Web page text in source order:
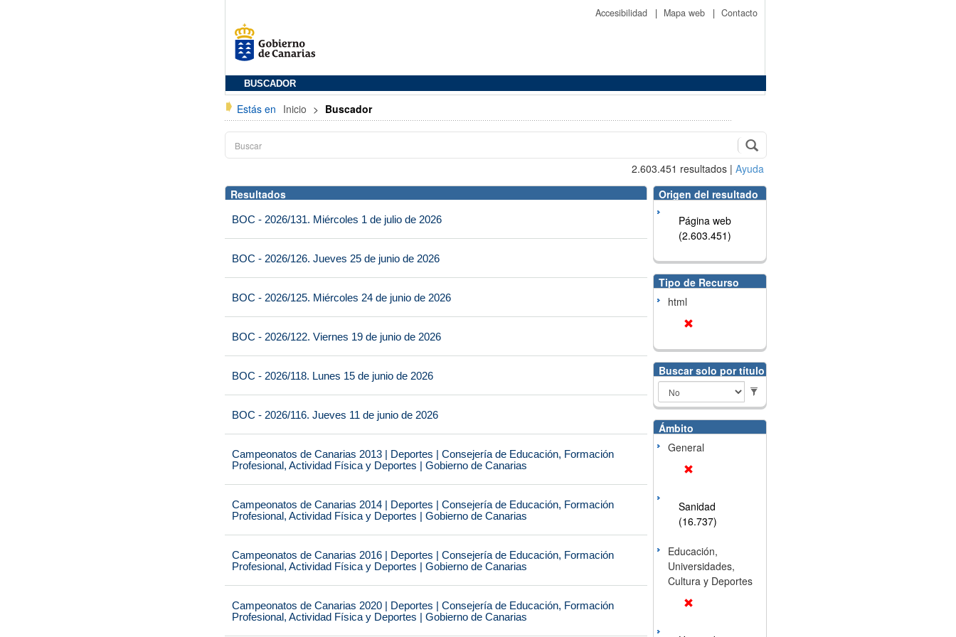
Accesibilidad | Mapa web | Contacto
BUSCADOR
Estás en Inicio > Buscador
2.603.451 resultados | Ayuda
Resultados
BOC - 2026/131. Miércoles 1 de julio de 2026
BOC - 2026/126. Jueves 25 de junio de 2026
BOC - 2026/125. Miércoles 24 de junio de 2026
BOC - 2026/122. Viernes 19 de junio de 2026
BOC - 2026/118. Lunes 15 de junio de 2026
BOC - 2026/116. Jueves 11 de junio de 2026
Campeonatos de Canarias 2013 | Deportes | Consejería de Educación, Formación
Profesional, Actividad Física y Deportes | Gobierno de Canarias
Campeonatos de Canarias 2014 | Deportes | Consejería de Educación, Formación
Profesional, Actividad Física y Deportes | Gobierno de Canarias
Campeonatos de Canarias 2016 | Deportes | Consejería de Educación, Formación
Profesional, Actividad Física y Deportes | Gobierno de Canarias
Campeonatos de Canarias 2020 | Deportes | Consejería de Educación, Formación
Profesional, Actividad Física y Deportes | Gobierno de Canarias
Origen del resultado
Página web
(2.603.451)
Tipo de Recurso
html
Buscar solo por título
Ámbito
General
Sanidad
(16.737)
Educación,
Universidades,
Cultura y Deportes